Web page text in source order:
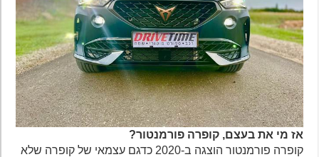
אז מי את בעצם, קופרה פורמנטור?
קופרה פורמנטור הוצגה ב-2020 כדגם עצמאי של קופרה שלא